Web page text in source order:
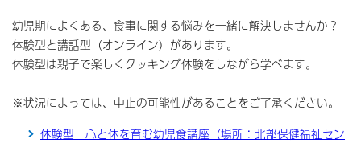
幼児期によくある、食事に関する悩みを一緒に解決しませんか？
体験型と講話型（オンライン）があります。
体験型は親子で楽しくクッキング体験をしながら学べます。
※状況によっては、中止の可能性があることをご了承ください。
体験型 心と体を育む幼児食講座（場所：北部保健福祉セン